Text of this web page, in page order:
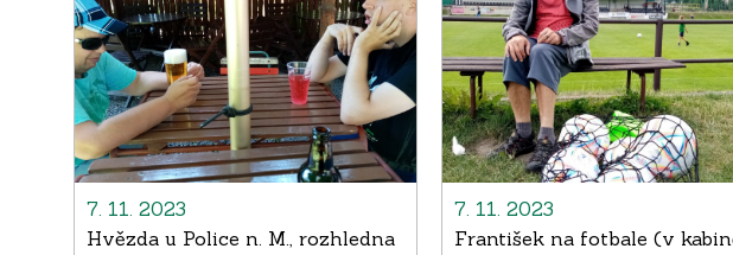
7. 11. 2023
Hvězda u Police n. M., rozhledna
7. 11. 2023
František na fotbale (v